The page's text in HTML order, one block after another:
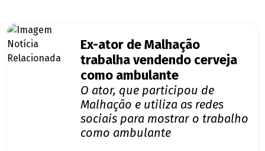
Ex-ator de Malhação
trabalha vendendo cerveja
como ambulante
O ator, que participou de
Malhação e utiliza as redes
sociais para mostrar o trabalho
como ambulante